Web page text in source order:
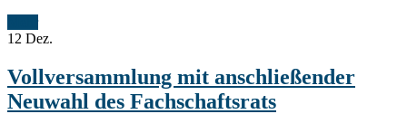
12 Dez.
Vollversammlung mit anschließender
Neuwahl des Fachschaftsrats